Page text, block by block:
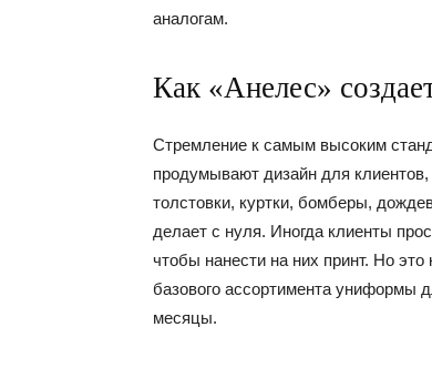
аналогам.
Как «Анелес»
Стремление к самым высоким
продумывают дизайн для
толстовки, куртки, бомберы,
делает с нуля. Иногда клиенты
чтобы нанести на них принт. Но
базового ассортимента униформы
месяцы.